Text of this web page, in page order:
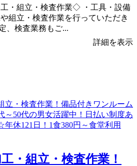
・組立・検査作業◇ ・工具・設備
組立・検査作業を行っていただき
、検査業務もご...
詳細を表示
・組立・検査作業！